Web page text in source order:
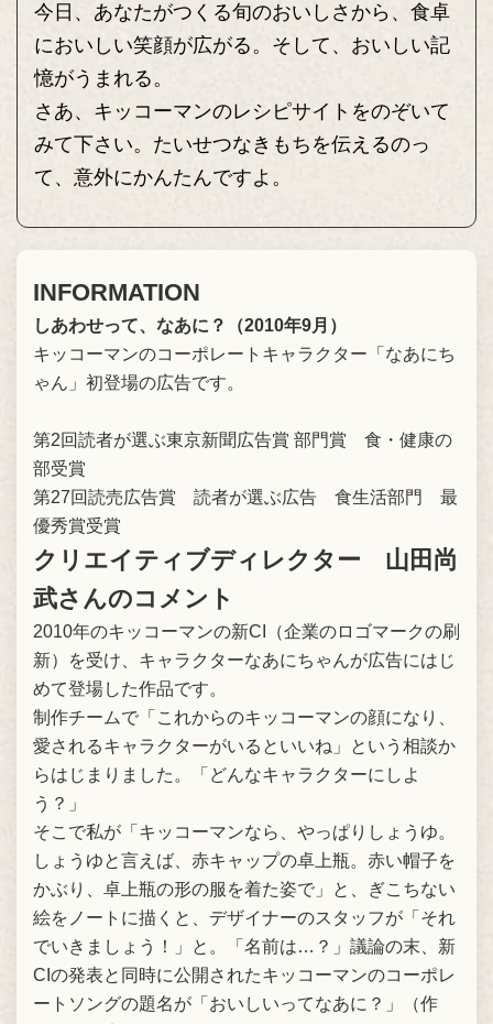
今日、あなたがつくる旬のおいしさから、食卓
においしい笑顔が広がる。そして、おいしい記
憶がうまれる。
さあ、キッコーマンのレシピサイトをのぞいて
みて下さい。たいせつなきもちを伝えるのっ
て、意外にかんたんですよ。
INFORMATION
しあわせって、なあに？（2010年9月）
キッコーマンのコーポレートキャラクター「なあにち
ゃん」初登場の広告です。
第2回読者が選ぶ東京新聞広告賞 部門賞 食・健康の
部受賞
第27回読売広告賞 読者が選ぶ広告 食生活部門 最
優秀賞受賞
クリエイティブディレクター 山田尚
武さんのコメント
2010年のキッコーマンの新CI（企業のロゴマークの刷
新）を受け、キャラクターなあにちゃんが広告にはじ
めて登場した作品です。
制作チームで「これからのキッコーマンの顔になり、
愛されるキャラクターがいるといいね」という相談か
らはじまりました。「どんなキャラクターにしよ
う？」
そこで私が「キッコーマンなら、やっぱりしょうゆ。
しょうゆと言えば、赤キャップの卓上瓶。赤い帽子を
かぶり、卓上瓶の形の服を着た姿で」と、ぎこちない
絵をノートに描くと、デザイナーのスタッフが「それ
でいきましょう！」と。「名前は…？」議論の末、新
CIの発表と同時に公開されたキッコーマンのコーポレ
ートソングの題名が 「おいしいってなあに？」
（作